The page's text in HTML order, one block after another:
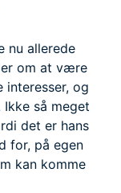
nu allerede
om at være
interesser, og
så meget
det er hans
for, på egen
kan komme